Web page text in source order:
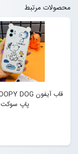
محصولات مرتبط
پاپ سوکت